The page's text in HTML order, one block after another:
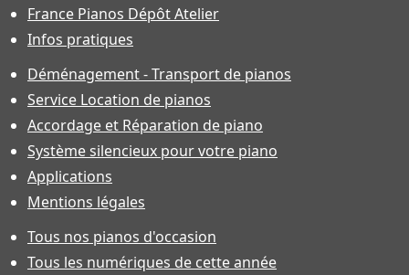
France Pianos Dépôt Atelier
Infos pratiques
Déménagement - Transport de pianos
Service Location de pianos
Accordage et Réparation de piano
Système silencieux pour votre piano
Applications
Mentions légales
Tous nos pianos d'occasion
Tous les numériques de cette année